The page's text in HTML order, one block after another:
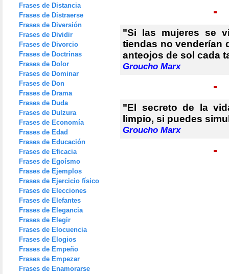
Frases de Distancia
Frases de Distraerse
Frases de Diversión
Frases de Dividir
Frases de Divorcio
Frases de Doctrinas
Frases de Dolor
Frases de Dominar
Frases de Don
Frases de Drama
Frases de Duda
Frases de Dulzura
Frases de Economía
Frases de Edad
Frases de Educación
Frases de Eficacia
Frases de Egoísmo
Frases de Ejemplos
Frases de Ejercicio físico
Frases de Elecciones
Frases de Elefantes
Frases de Elegancia
Frases de Elegir
Frases de Elocuencia
Frases de Elogios
Frases de Empeño
Frases de Empezar
Frases de Enamorarse
"Si las mujeres se
tiendas no venderían
anteojos de sol cada
Groucho Marx
"El secreto de la
limpio, si puedes
Groucho Marx